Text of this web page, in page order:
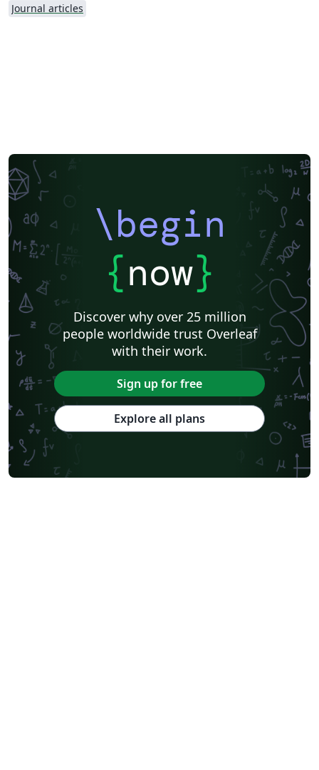
Journal articles
\begin
{now}
Discover why over 25 million
people worldwide trust Overleaf
with their work.
Sign up for free
Explore all plans